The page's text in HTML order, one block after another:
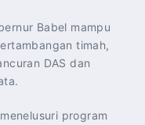
Babel mampu
timah,
DAS dan
program